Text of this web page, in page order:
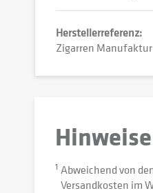
Herstellerreferenz:
Zigarren Manufaktur
Hinweise
1 Abweichend von
Versandkosten im